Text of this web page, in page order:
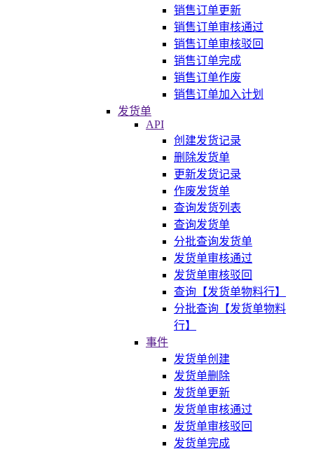
销售订单更新
销售订单审核通过
销售订单审核驳回
销售订单完成
销售订单作废
销售订单加入计划
发货单
API
创建发货记录
删除发货单
更新发货记录
作废发货单
查询发货列表
查询发货单
分批查询发货单
发货单审核通过
发货单审核驳回
查询【发货单物料行】
分批查询【发货单物料
行】
事件
发货单创建
发货单删除
发货单更新
发货单审核通过
发货单审核驳回
发货单完成